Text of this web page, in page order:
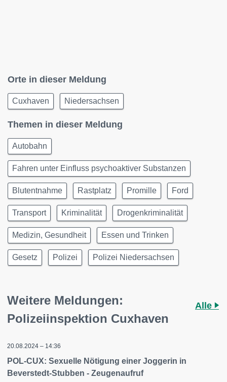
Orte in dieser Meldung
Cuxhaven Niedersachsen
Themen in dieser Meldung
Autobahn
Fahren unter Einfluss psychoaktiver Substanzen
Blutentnahme Rastplatz Promille Ford
Transport Kriminalität Drogenkriminalität
Medizin, Gesundheit Essen und Trinken
Gesetz Polizei Polizei Niedersachsen
Weitere Meldungen:
Polizeiinspektion Cuxhaven
Alle
20.08.2024 – 14:36
POL-CUX: Sexuelle Nötigung einer Joggerin in
Beverstedt-Stubben - Zeugenaufruf